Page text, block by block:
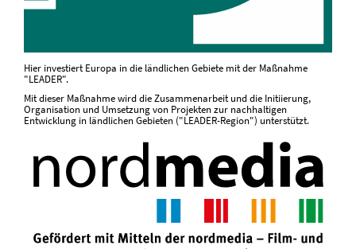
Hier investiert Europa in die ländlichen Gebiete mit der Maßnahme
"LEADER".
Mit dieser Maßnahme wird die Zusammenarbeit und die Initiierung,
Organisation und Umsetzung von Projekten zur nachhaltigen
Entwicklung in ländlichen Gebieten ("LEADER-Region") unterstützt.